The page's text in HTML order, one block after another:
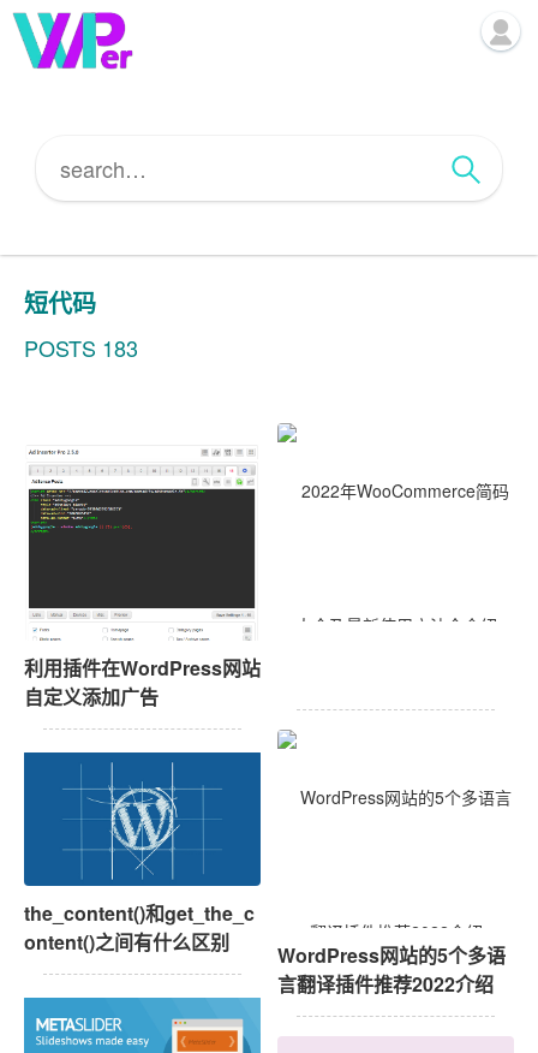
短代码
POSTS 183
利用插件在WordPress网站
自定义添加广告
the_content()和get_the_c
ontent()之间有什么区别
WordPress网站的5个多语
言翻译插件推荐2022介绍